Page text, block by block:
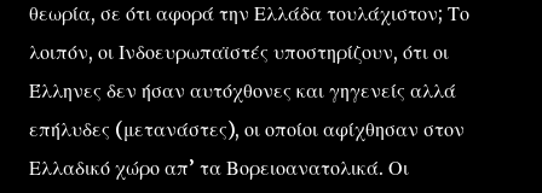
θεωρία, σε ότι αφορά την Ελλάδα τουλάχιστον; Το
λοιπόν, οι Ινδοευρωπαϊστές υποστηρίζουν, ότι οι
Έλληνες δεν ήσαν αυτόχθονες και γηγενείς αλλά
επήλυδες (μετανάστες), οι οποίοι αφίχθησαν στον
Ελλαδικό χώρο απ’ τα Βορειοανατολικά. Οι